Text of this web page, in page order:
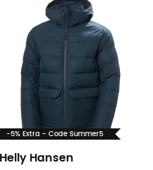
-5% Extra - Code Summer5
Helly Hansen